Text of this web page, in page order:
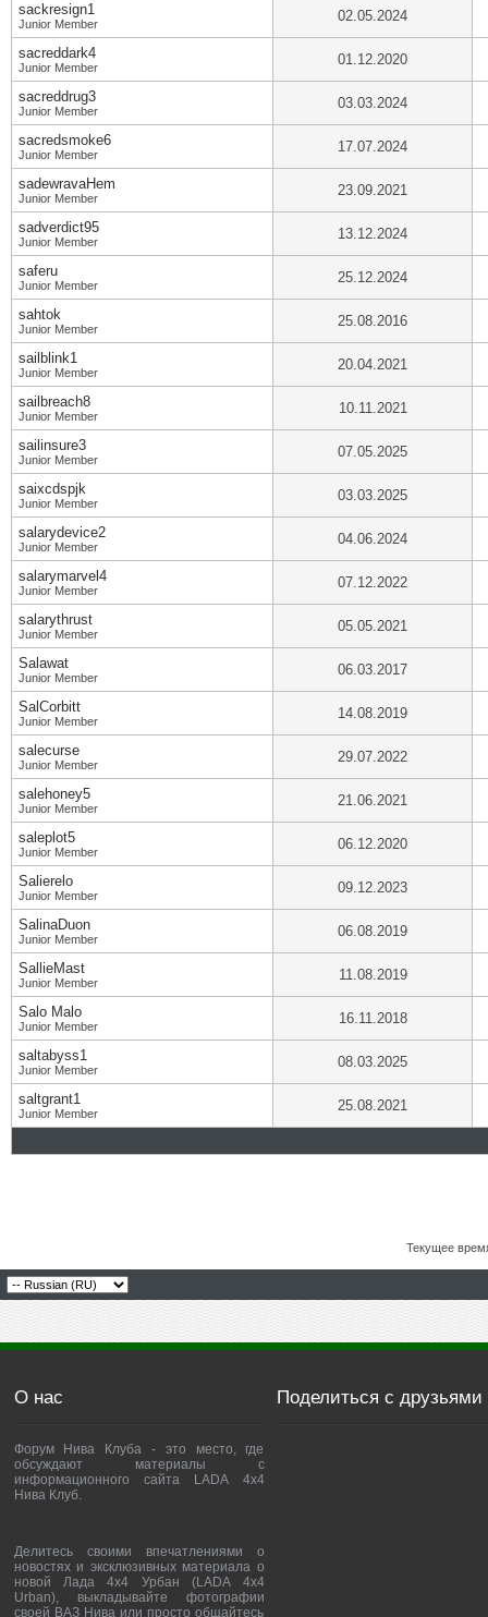
sackresign1
Junior Member 02.05.2024
sacreddark4
Junior Member 01.12.2020
sacreddrug3
Junior Member 03.03.2024
sacredsmoke6
Junior Member 17.07.2024
sadewravaHem
Junior Member 23.09.2021
sadverdict95
Junior Member 13.12.2024
saferu
Junior Member 25.12.2024
sahtok
Junior Member 25.08.2016
sailblink1
Junior Member 20.04.2021
sailbreach8
Junior Member 10.11.2021
sailinsure3
Junior Member 07.05.2025
saixcdspjk
Junior Member 03.03.2025
salarydevice2
Junior Member 04.06.2024
salarymarvel4
Junior Member 07.12.2022
salarythrust
Junior Member 05.05.2021
Salawat
Junior Member 06.03.2017
SalCorbitt
Junior Member 14.08.2019
salecurse
Junior Member 29.07.2022
salehoney5
Junior Member 21.06.2021
saleplot5
Junior Member 06.12.2020
Salierelo
Junior Member 09.12.2023
SalinaDuon
Junior Member 06.08.2019
SallieMast
Junior Member 11.08.2019
Salo Malo
Junior Member 16.11.2018
saltabyss1
Junior Member 08.03.2025
saltgrant1
Junior Member 25.08.2021
Текущее
О нас
Форум Нива Клуба - это место, где
обсуждают материалы с
информационного сайта LADA 4x4
Нива Клуб.
Делитесь своими впечатлениями о
новостях и эксклюзивных материала о
новой Лада 4х4 Урбан (LADA 4x4
Urban), выкладывайте фотографии
своей ВАЗ Нива или просто общайтесь
Поделиться с друзьями